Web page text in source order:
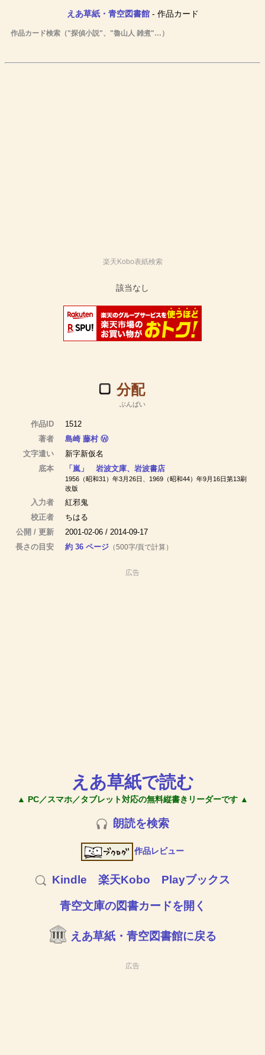
えあ草紙・青空図書館- 作品カード
作品カード検索（"探偵小説"、"魯山人 雑煮"…）
楽天Kobo表紙検索
分配
ぶんぱい
作品ID
1512
著者
島崎 藤村 Ⓦ
文字遣い
新字新仮名
底本
「嵐」 岩波文庫、岩波書店
1956（昭和31）年3月26日、1969（昭和44）年9月16日第13刷
改版
入力者
紅邪鬼
校正者
ちはる
公開 / 更新
2001-02-06 / 2014-09-17
長さの目安
約 36 ページ （500字/頁で計算）
広告
えあ草紙で読む
▲ PC／スマホ／タブレット対応の無料縦書きリーダーです ▲
朗読を検索
作品レビュー
Kindle 楽天Kobo Playブックス
青空文庫の図書カードを開く
えあ草紙・青空図書館に戻る
広告